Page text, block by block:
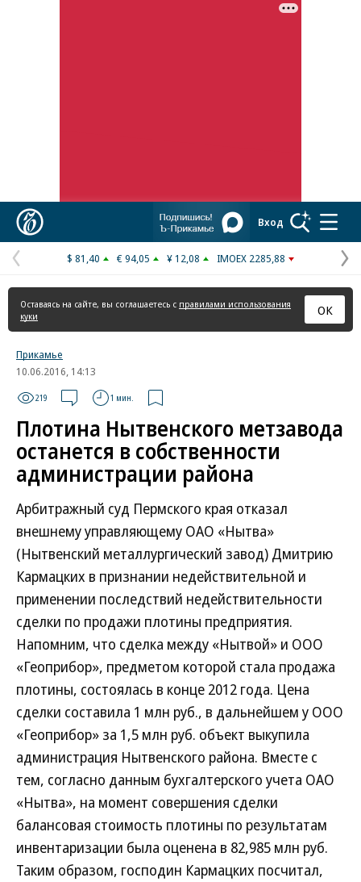
Вход
Предыдущая
страница
$ 81,40 € 94,05 ¥ 12,08 IMOEX 2285,88
Оставаясь на сайте, вы соглашаетесь с правилами использования
куки
ОК
Прикамье
10.06.2016, 14:13
219 1 мин.
Плотина Нытвенского метзавода
останется в собственности
администрации района
Арбитражный суд Пермского края отказал
внешнему управляющему ОАО «Нытва»
(Нытвенский металлургический завод) Дмитрию
Кармацких в признании недействительной и
применении последствий недействительности
сделки по продажи плотины предприятия.
Напомним, что сделка между «Нытвой» и ООО
«Геоприбор», предметом которой стала продажа
плотины, состоялась в конце 2012 года. Цена
сделки составила 1 млн руб., в дальнейшем у ООО
«Геоприбор» за 1,5 млн руб. объект выкупила
администрация Нытвенского района. Вместе с
тем, согласно данным бухгалтерского учета ОАО
«Нытва», на момент совершения сделки
балансовая стоимость плотины по результатам
инвентаризации была оценена в 82,985 млн руб.
Таким образом, господин Кармацких посчитал,